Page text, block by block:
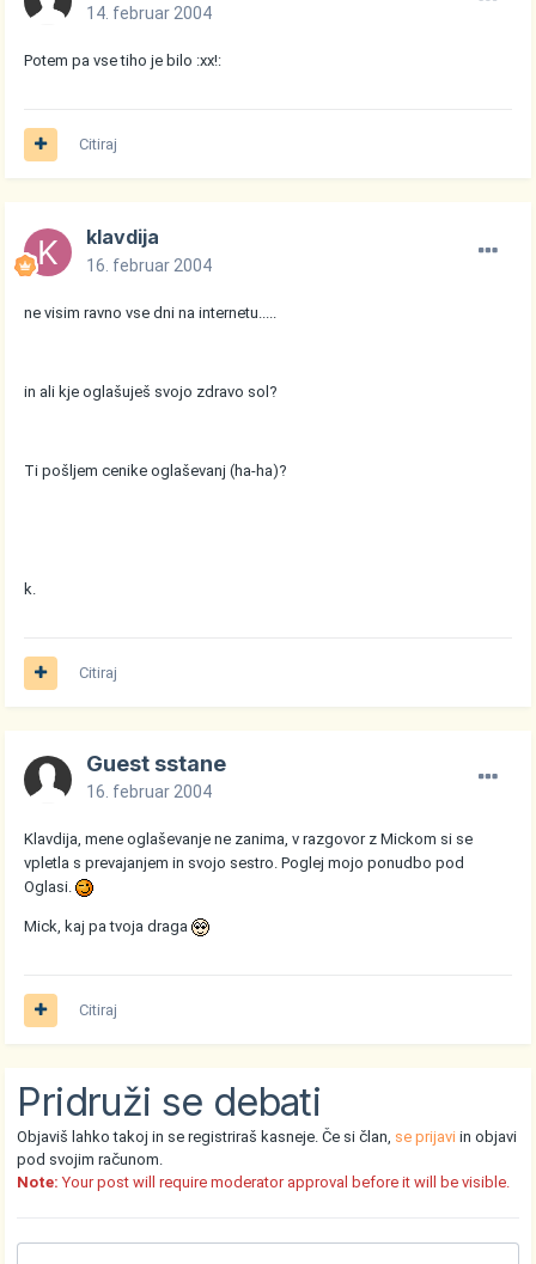
14. februar 2004
Potem pa vse tiho je bilo :xx!:
Citiraj
klavdija
16. februar 2004
ne visim ravno vse dni na internetu.....
in ali kje oglašuješ svojo zdravo sol?
Ti pošljem cenike oglaševanj (ha-ha)?
k.
Citiraj
Guest sstane
16. februar 2004
Klavdija, mene oglaševanje ne zanima, v razgovor z Mickom si se
vpletla s prevajanjem in svojo sestro. Poglej mojo ponudbo pod
Oglasi.
Mick, kaj pa tvoja draga
Citiraj
Pridruži se debati
Objaviš lahko takoj in se registriraš kasneje. Če si član, se prijavi in objavi
pod svojim računom.
Note: Your post will require moderator approval before it will be visible.